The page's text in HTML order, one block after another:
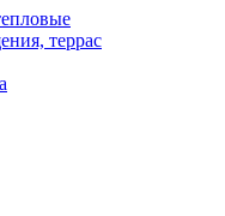
террас